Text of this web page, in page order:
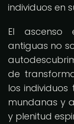
individuos en
El ascenso
antiguas no
de
los
mundanas y
y plenitud